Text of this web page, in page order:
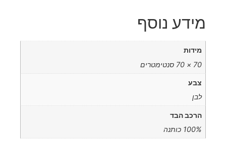
מידע נוסף
מידות
70 × 70 סנטימטרים
צבע
לבן
הרכב הבד
100% כותנה